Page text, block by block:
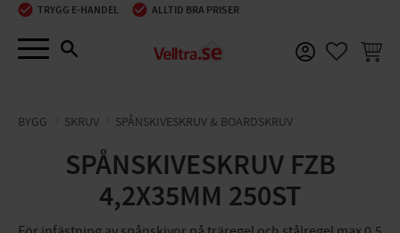
Meny
TRYGG E-HANDEL ALLTID BRA PRISER
BYGG SKRUV SPÅNSKIVESKRUV & BOARDSKRUV
SPÅNSKIVESKRUV FZB
4,2X35MM 250ST